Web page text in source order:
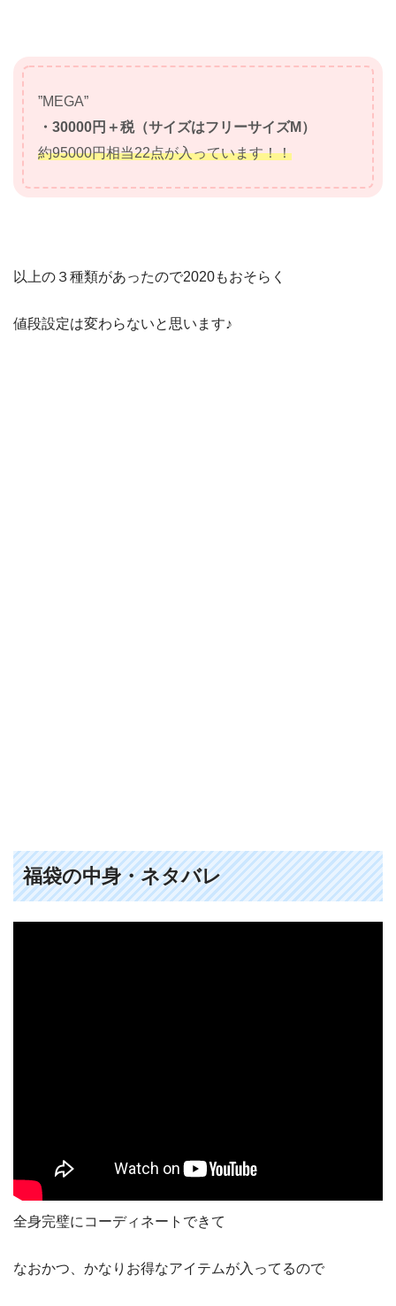
”MEGA”
・30000円＋税（サイズはフリーサイズM）
約95000円相当22点が入っています！！
以上の３種類があったので2020もおそらく
値段設定は変わらないと思います♪
福袋の中身・ネタバレ
全身完璧にコーディネートできて
なおかつ、かなりお得なアイテムが入ってるので